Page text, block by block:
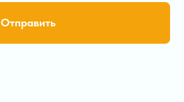
Отправить